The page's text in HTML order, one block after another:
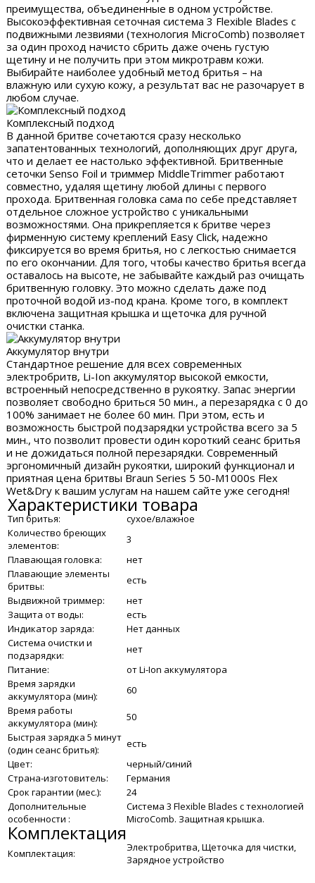
преимущества, объединенные в одном устройстве.
Высокоэффективная сеточная система 3 Flexible Blades с
подвижными лезвиями (технология MicroComb) позволяет
за один проход начисто сбрить даже очень густую
щетину и не получить при этом микротравм кожи.
Выбирайте наиболее удобный метод бритья – на
влажную или сухую кожу, а результат вас не разочарует в
любом случае.
Комплексный подход
В данной бритве сочетаются сразу несколько
запатентованных технологий, дополняющих друг друга,
что и делает ее настолько эффективной. Бритвенные
сеточки Senso Foil и триммер MiddleTrimmer работают
совместно, удаляя щетину любой длины с первого
прохода. Бритвенная головка сама по себе представляет
отдельное сложное устройство с уникальными
возможностями. Она прикрепляется к бритве через
фирменную систему креплений Easy Click, надежно
фиксируется во время бритья, но с легкостью снимается
по его окончании. Для того, чтобы качество бритья всегда
оставалось на высоте, не забывайте каждый раз очищать
бритвенную головку. Это можно сделать даже под
проточной водой из-под крана. Кроме того, в комплект
включена защитная крышка и щеточка для ручной
очистки станка.
Аккумулятор внутри
Стандартное решение для всех современных
электробритв, Li-Ion аккумулятор высокой емкости,
встроенный непосредственно в рукоятку. Запас энергии
позволяет свободно бриться 50 мин., а перезарядка с 0 до
100% занимает не более 60 мин. При этом, есть и
возможность быстрой подзарядки устройства всего за 5
мин., что позволит провести один короткий сеанс бритья
и не дожидаться полной перезарядки. Современный
эргономичный дизайн рукоятки, широкий функционал и
приятная цена бритвы Braun Series 5 50-M1000s Flex
Wet&Dry к вашим услугам на нашем сайте уже сегодня!
Характеристики товара
Тип бритья:
сухое/влажное
Количество бреющих
элементов:
3
Плавающая головка:
нет
Плавающие элементы
бритвы:
есть
Выдвижной триммер:
нет
Защита от воды:
есть
Индикатор заряда:
Нет данных
Система очистки и
подзарядки:
нет
Питание:
от Li-Ion аккумулятора
Время зарядки
аккумулятора (мин):
60
Время работы
аккумулятора (мин):
50
Быстрая зарядка 5 минут
(один сеанс бритья):
есть
Цвет:
черный/синий
Страна-изготовитель:
Германия
Срок гарантии (мес.):
24
Дополнительные
особенности :
Система 3 Flexible Blades с технологией
MicroComb. Защитная крышка.
Комплектация
Комплектация:
Электробритва, Щеточка для чистки,
Зарядное устройство